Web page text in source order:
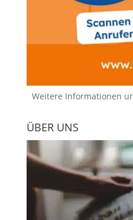
Weitere Informationen
ÜBER UNS